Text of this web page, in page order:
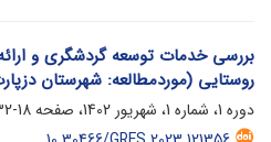
بررسی خدمات توسعه گردشگری و
روستایی (موردمطالعه: شهرستان
دوره 1، شماره 1، شهریور 1402، صفحه
18-32